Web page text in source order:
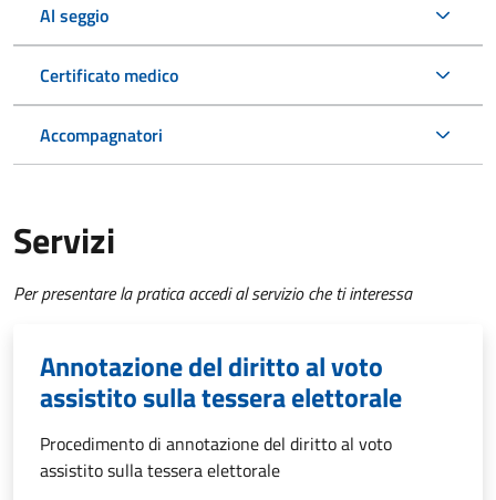
Al seggio
Certificato medico
Accompagnatori
Servizi
Per presentare la pratica accedi al servizio che ti interessa
Annotazione del diritto al voto
assistito sulla tessera elettorale
Procedimento di annotazione del diritto al voto
assistito sulla tessera elettorale